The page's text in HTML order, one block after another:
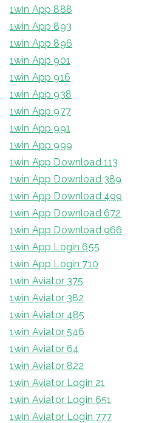
1win App 888
1win App 893
1win App 896
1win App 901
1win App 916
1win App 938
1win App 977
1win App 991
1win App 999
1win App Download 113
1win App Download 389
1win App Download 499
1win App Download 672
1win App Download 966
1win App Login 655
1win App Login 710
1win Aviator 375
1win Aviator 382
1win Aviator 485
1win Aviator 546
1win Aviator 64
1win Aviator 822
1win Aviator Login 21
1win Aviator Login 651
1win Aviator Login 777